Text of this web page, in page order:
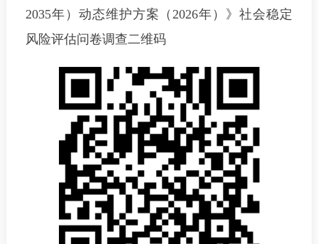
2035年）动态维护方案（2026年）》社会稳定
风险评估问卷调查二维码